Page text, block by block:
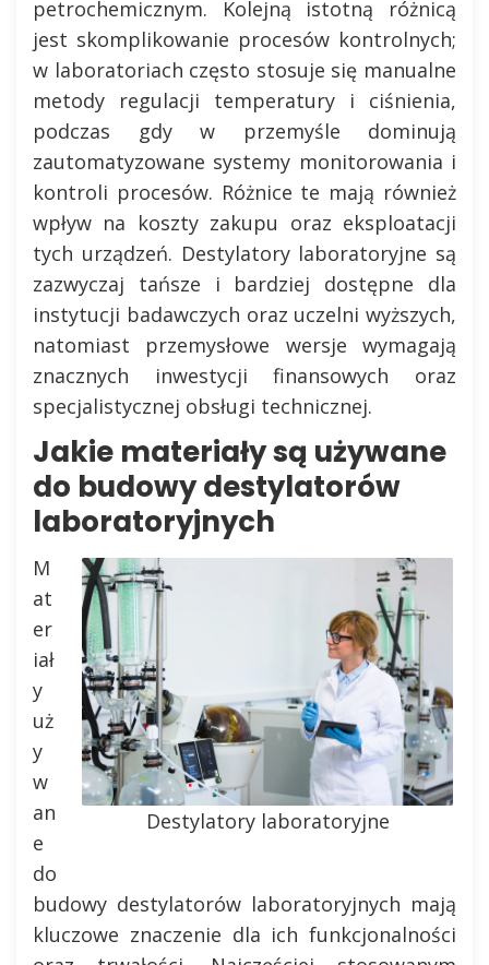
petrochemicznym. Kolejną istotną różnicą
jest skomplikowanie procesów kontrolnych;
w laboratoriach często stosuje się manualne
metody regulacji temperatury i ciśnienia,
podczas gdy w przemyśle dominują
zautomatyzowane systemy monitorowania i
kontroli procesów. Różnice te mają również
wpływ na koszty zakupu oraz eksploatacji
tych urządzeń. Destylatory laboratoryjne są
zazwyczaj tańsze i bardziej dostępne dla
instytucji badawczych oraz uczelni wyższych,
natomiast przemysłowe wersje wymagają
znacznych inwestycji finansowych oraz
specjalistycznej obsługi technicznej.
Jakie materiały są używane
do budowy destylatorów
laboratoryjnych
Destylatory laboratoryjne
M
at
er
iał
y
uż
y
w
an
e
do
budowy destylatorów laboratoryjnych mają
kluczowe znaczenie dla ich funkcjonalności